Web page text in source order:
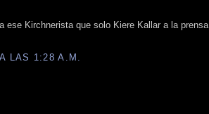
ese Kirchnerista que solo Kiere Kallar a la prensa
LAS 1:28 A.M.